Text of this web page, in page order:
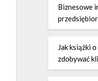
Biznesowe
Jak książki
zdobywać